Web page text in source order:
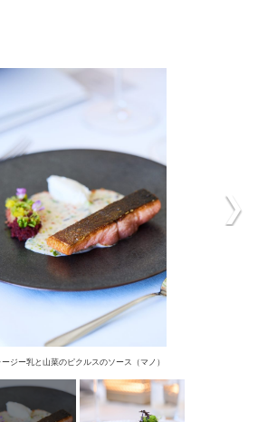
ジー乳と山菜のピクルスのソース​（マノ）